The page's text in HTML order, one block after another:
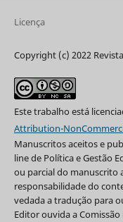
Licença
Copyright (c) 2022
Este trabalho está
Attribution-
Manuscritos aceitos e
line de Política e Gestão
ou parcial do manuscrito
responsabilidade do
vedada a tradução para
Editor ouvida a